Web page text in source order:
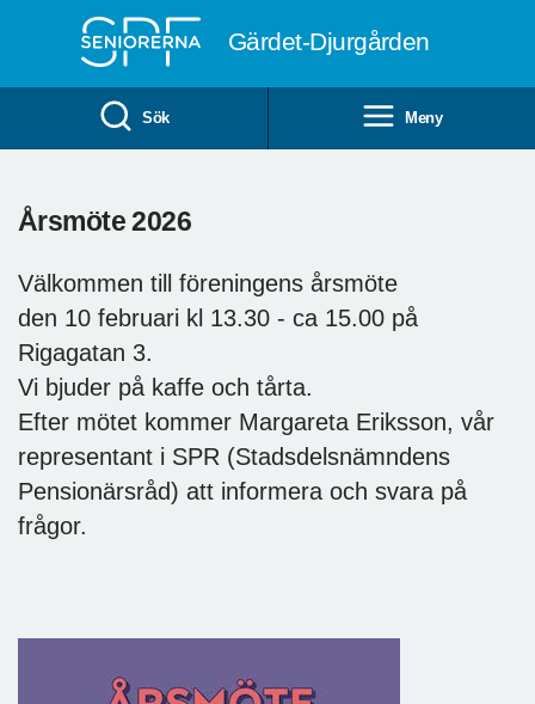
Gärdet-Djurgården
Sök Meny
Årsmöte 2026
Välkommen till föreningens årsmöte
den 10 februari kl 13.30 - ca 15.00 på
Rigagatan 3.
Vi bjuder på kaffe och tårta.
Efter mötet kommer Margareta Eriksson, vår
representant i SPR (Stadsdelsnämndens
Pensionärsråd) att informera och svara på
frågor.